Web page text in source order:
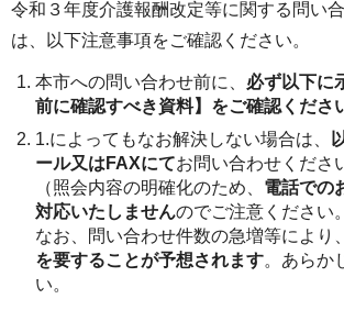
令和３年度介護報酬改定等に関する問い
は、以下注意事項をご確認ください。
本市への問い合わせ前に、 必ず以下に
前に確認すべき資料】をご確認くださ
1.によってもなお解決しない場合は、
ール又はFAXにてお問い合わせくださ
（照会内容の明確化のため、 電話での
対応いたしませんのでご注意ください
なお、問い合わせ件数の急増等により、
を要することが予想されます。あらか
い。